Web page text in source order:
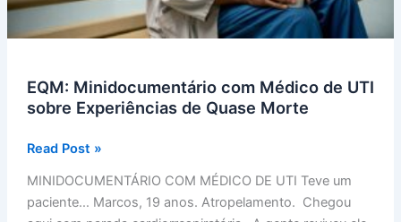
EQM: Minidocumentário com Médico de UTI
sobre Experiências de Quase Morte
EQM:
Minidocumentário
com
Médico
Read Post »
MINIDOCUMENTÁRIO COM MÉDICO DE UTI Teve um
paciente… Marcos, 19 anos. Atropelamento. Chegou